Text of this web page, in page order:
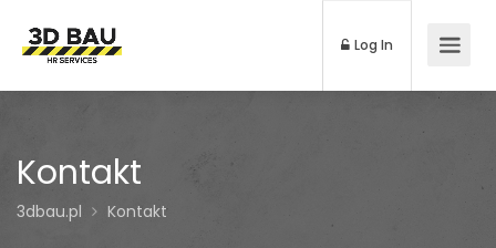
Log In
Kontakt
3dbau.pl Kontakt